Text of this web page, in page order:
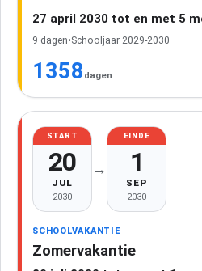
27 april 2030 tot en met 5
9 dagen•Schooljaar 2029-2030
1358 dagen
START
20
JUL
2030
→
EINDE
1
SEP
2030
SCHOOLVAKANTIE
Zomervakantie